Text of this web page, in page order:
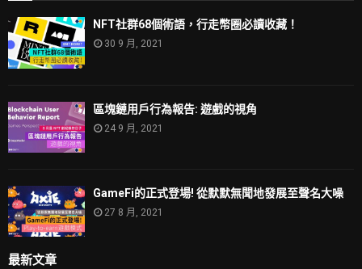
NFT社群68個術語，行走幣圈必讀收藏！
30 9 月, 2021
區塊鏈用戶行為報告: 遊戲的視角
24 9 月, 2021
GameFi的正式登場! 從默默無聞地發展至聲名大噪
27 8 月, 2021
最新文章